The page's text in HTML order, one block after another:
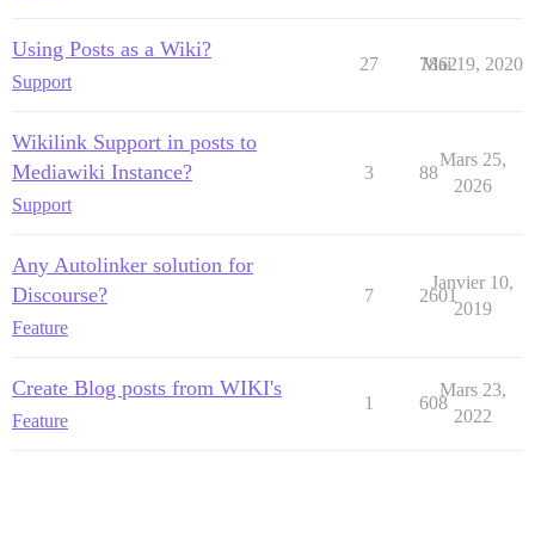
Using Posts as a Wiki?
Support
27 7862
Mai 19, 2020
Wikilink Support in posts to
Mediawiki Instance?
Support
3 88
Mars 25,
2026
Any Autolinker solution for
Discourse?
Feature
7 2601
Janvier 10,
2019
Create Blog posts from WIKI's
Feature
1 608
Mars 23,
2022